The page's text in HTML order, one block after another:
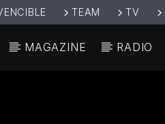
TEAM TV
MAGAZINE RADIO